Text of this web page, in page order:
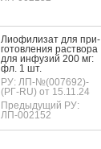
Ли­офи­лизат для при­
готов­ле­ния рас­тво­ра
для ин­фу­зий 200 мг:
фл. 1 шт.
РУ: ЛП-№(007692)-
(РГ-RU) от 15.11.24
Предыдущий РУ:
ЛП-002152